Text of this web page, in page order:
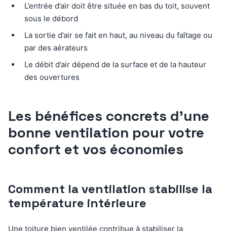
L’entrée d’air doit être située en bas du toit, souvent
sous le débord
La sortie d’air se fait en haut, au niveau du faîtage ou
par des aérateurs
Le débit d’air dépend de la surface et de la hauteur
des ouvertures
Les bénéfices concrets d’une
bonne ventilation pour votre
confort et vos économies
Comment la ventilation stabilise la
température intérieure
Une toiture bien ventilée contribue à stabiliser la